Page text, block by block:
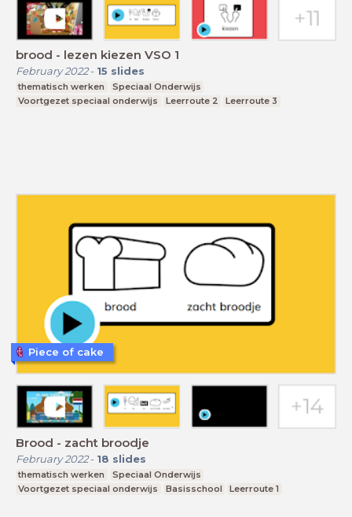
brood - lezen kiezen VSO 1
February 2022- 15 slides
thematisch werken
Speciaal Onderwijs
Voortgezet speciaal onderwijs
Leerroute 2 Leerroute 3
Brood - zacht broodje
February 2022- 18 slides
thematisch werken
Speciaal Onderwijs
Voortgezet speciaal onderwijs
Basisschool Leerroute 1
Piece of cake